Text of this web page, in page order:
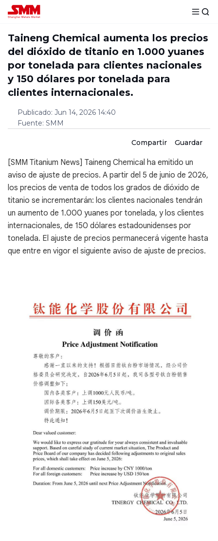
Taineng Chemical aumenta los precios
del dióxido de titanio en 1.000 yuanes
por tonelada para clientes nacionales
y 150 dólares por tonelada para
clientes internacionales.
Publicado: Jun 14, 2026 14:40
Fuente: SMM
Compartir Guardar
[SMM Titanium News] Taineng Chemical ha emitido un
aviso de ajuste de precios. A partir del 5 de junio de 2026,
los precios de venta de todos los grados de dióxido de
titanio se incrementarán: los clientes nacionales tendrán
un aumento de 1.000 yuanes por tonelada, y los clientes
internacionales, de 150 dólares estadounidenses por
tonelada. El ajuste de precios permanecerá vigente hasta
que entre en vigor el siguiente aviso de ajuste de precios.